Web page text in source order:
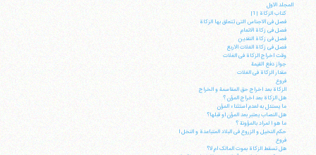
المجلد الاول
کتاب الزکاة |1|
فصل فی الاجناس التی تتعلق بها الزکاة
فصل فی زکاة الانعام
فصل فی زکاة النقدین
فصل فی زکاة الغلات الاربع
وقت اخراج الزکاة فی الغلات
جواز دفع القیمة
مقدار الزکاة فی الغلات
فروع
الزکاة بعد اخراج حق المقاسمة و الخراج
هل الزکاة بعد اخراج المؤن ؟
ما یستدل به لعدم استثناء المؤن
هل النصاب یعتبر بعد المؤن او قبلها؟
ما هو ا لمراد بالمؤونة ؟
حکم النخیل و الزروع فی البلاد المتباعدة و النخل ا
فروع
هل تسقط الزکاة بموت المالک ام لا؟